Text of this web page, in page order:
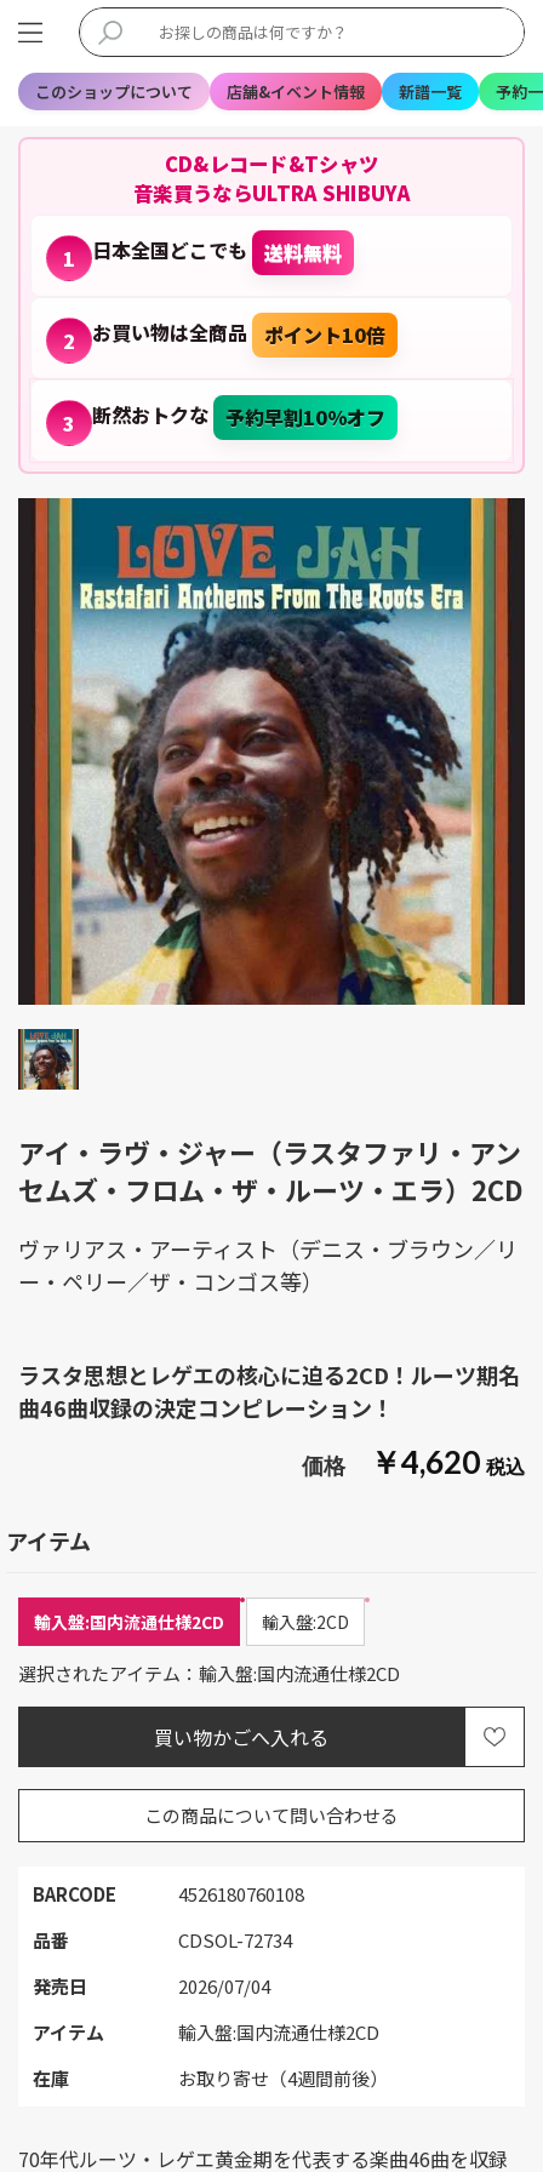
このショップについて 店舗&イベント情報 新譜一覧 予約
CD&レコード&Tシャツ
音楽買うならULTRA SHIBUYA
1 日本全国どこでも 送料無料
2 お買い物は全商品 ポイント10倍
3 断然おトクな 予約早割10%オフ
アイ・ラヴ・ジャー（ラスタファリ・アン
セムズ・フロム・ザ・ルーツ・エラ）2CD
￥4,620
BARCODE
4526180760108
品番
CDSOL-72734
発売日
2026/07/04
アイテム
輸入盤:国内流通仕様2CD
在庫
お取り寄せ（4週間前後）
アイテム
輸入盤:国内流通仕様2CD 輸入盤:2CD
選択されたアイテム：輸入盤:国内流通仕様2CD
この商品について問い合わせる
ヴァリアス・アーティスト（デニス・ブラウン／リ
ー・ペリー／ザ・コンゴス等）
70年代ルーツ・レゲエ黄金期を代表する楽曲46曲を収録
ラスタ思想とレゲエの核心に迫る2CD！ルーツ期名
曲46曲収録の決定コンピレーション！